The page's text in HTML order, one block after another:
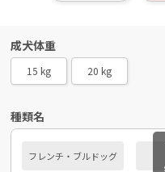
成犬体重
15 kg 20 kg
種類名
フレンチ・ブルドッグ